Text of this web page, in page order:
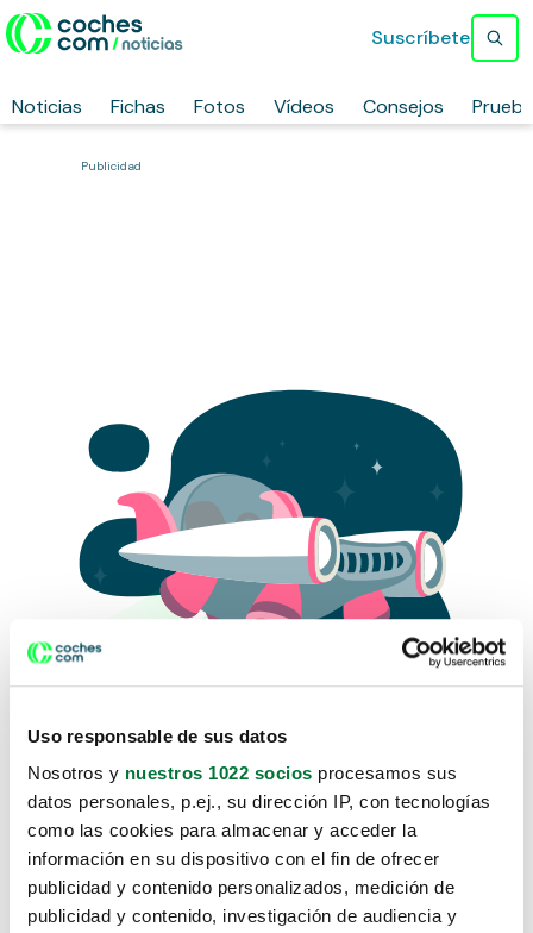
Uso responsable de sus datos
Nosotros y nuestros 1022 socios procesamos sus
datos personales, p.ej., su dirección IP, con tecnologías
como las cookies para almacenar y acceder la
información en su dispositivo con el fin de ofrecer
publicidad y contenido personalizados, medición de
publicidad y contenido, investigación de audiencia y
Noticias Fichas Fotos Vídeos Consejos
Suscríbete
Publicidad
Lo sentimos, no sabemos como
te hemos traido hasta aquí.